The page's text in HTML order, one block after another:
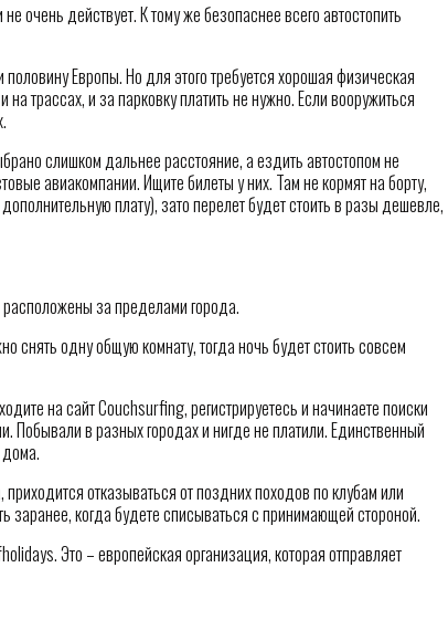
очень действует. К тому же безопаснее всего автостопить
Европы. Но для этого требуется хорошая физическая
на трассах, и за парковку платить не нужно. Если вооружиться
слишком дальнее расстояние, а ездить автостопом не
авиакомпании. Ищите билеты у них. Там не кормят на борту,
плату), зато перелет будет стоить в разы дешевле,
за пределами города.
снять одну общую комнату, тогда ночь будет стоить совсем
на сайт Сouchsurfing, регистрируетесь и начинаете поиски
Побывали в разных городах и нигде не платили. Единственный
отказываться от поздних походов по клубам или
заранее, когда будете списываться с принимающей стороной.
Это – европейская организация, которая отправляет